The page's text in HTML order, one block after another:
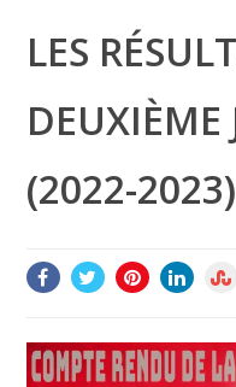
LES
DEUXIÈME
(2022-2023)